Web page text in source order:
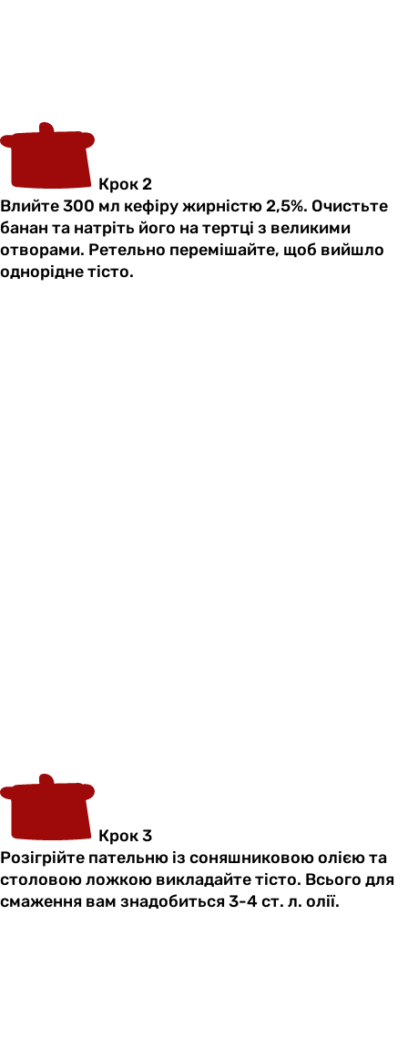
Крок 2
Влийте 300 мл кефіру жирністю 2,5%. Очистьте
банан та натріть його на тертці з великими
отворами. Ретельно перемішайте, щоб вийшло
однорідне тісто.
Крок 3
Розігрійте пательню із соняшниковою олією та
столовою ложкою викладайте тісто. Всього для
смаження вам знадобиться 3-4 ст. л. олії.